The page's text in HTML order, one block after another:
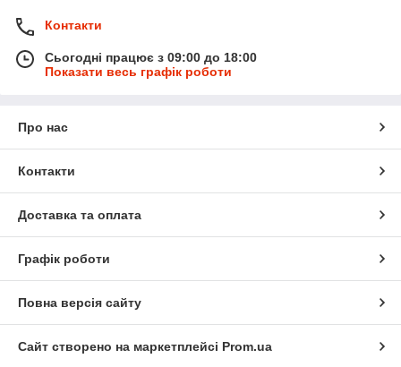
Контакти
Сьогодні працює з 09:00 до 18:00
Показати весь графік роботи
Про нас
Контакти
Доставка та оплата
Графік роботи
Повна версія сайту
Сайт створено на маркетплейсі Prom.ua